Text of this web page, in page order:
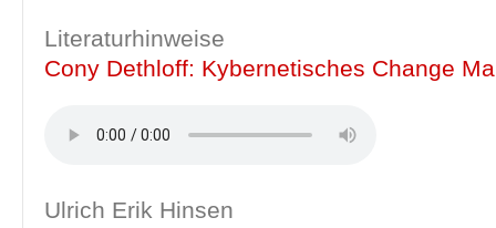
Literaturhinweise
Cony Dethloff: Kybernetisches Change
Ulrich Erik Hinsen